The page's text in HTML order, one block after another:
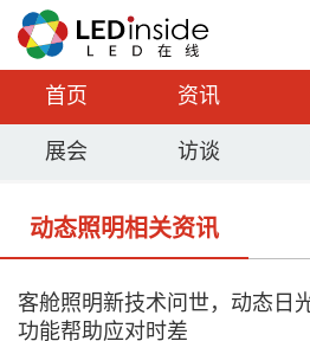
首页 资讯
展会 访谈
动态照明相关资讯
客舱照明新技术问世，动态日
功能帮助应对时差